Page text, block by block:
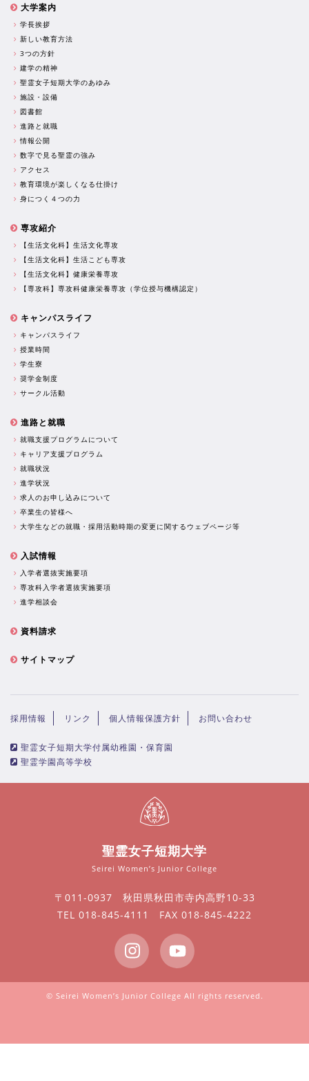
大学案内
学長挨拶
新しい教育方法
3つの方針
建学の精神
聖霊女子短期大学のあゆみ
施設・設備
図書館
進路と就職
情報公開
数字で見る聖霊の強み
アクセス
教育環境が楽しくなる仕掛け
身につく４つの力
専攻紹介
【生活文化科】生活文化専攻
【生活文化科】生活こども専攻
【生活文化科】健康栄養専攻
【専攻科】専攻科健康栄養専攻（学位授与機構認定）
キャンパスライフ
キャンパスライフ
授業時間
学生寮
奨学金制度
サークル活動
進路と就職
就職支援プログラムについて
キャリア支援プログラム
就職状況
進学状況
求人のお申し込みについて
卒業生の皆様へ
大学生などの就職・採用活動時期の変更に関するウェブページ等
入試情報
入学者選抜実施要項
専攻科入学者選抜実施要項
進学相談会
資料請求
サイトマップ
採用情報 リンク 個人情報保護方針 お問い合わせ
聖霊女子短期大学付属幼稚園・保育園
聖霊学園高等学校
聖霊女子短期大学
Seirei Women’s Junior College
〒011-0937 秋田県秋田市寺内高野10-33
TEL 018-845-4111 FAX 018-845-4222
© Seirei Women’s Junior College All rights reserved.